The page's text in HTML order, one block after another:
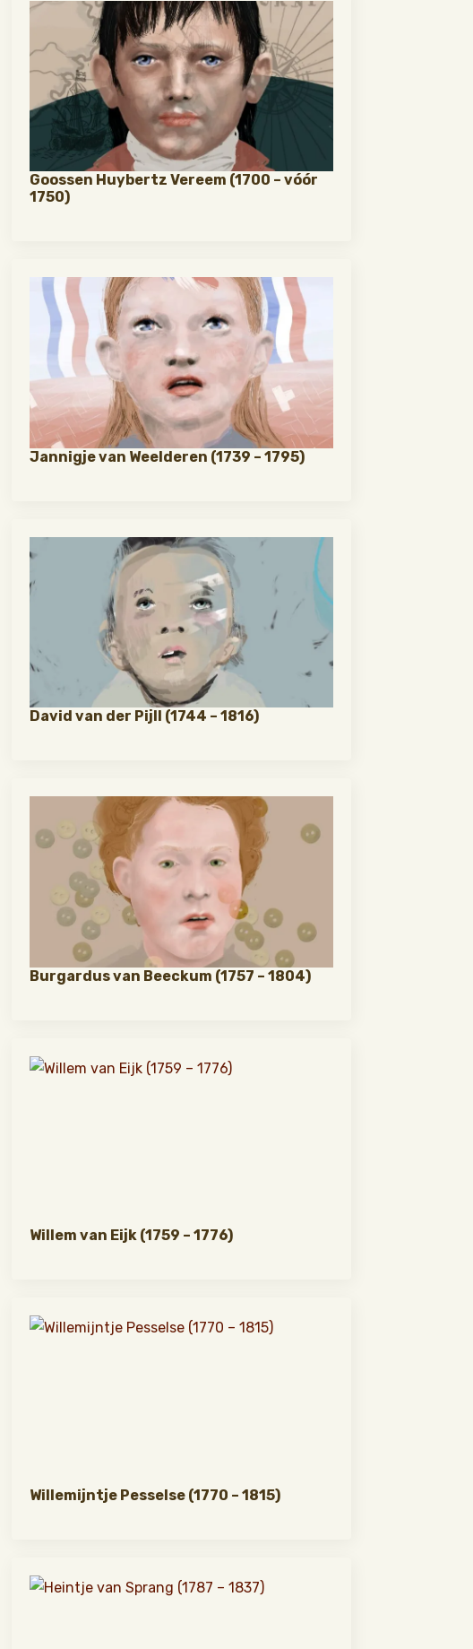
Goossen Huybertz Vereem (1700 – vóór
1750)
Jannigje van Weelderen (1739 – 1795)
David van der Pijll (1744 – 1816)
Burgardus van Beeckum (1757 – 1804)
Willem van Eijk (1759 – 1776)
Willemijntje Pesselse (1770 – 1815)